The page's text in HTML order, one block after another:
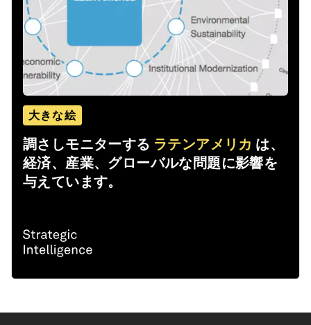
大きな絵
調さしモニターする ラテンアメリカ は、
経済、産業、グローバルな問題に影響を
与えています。